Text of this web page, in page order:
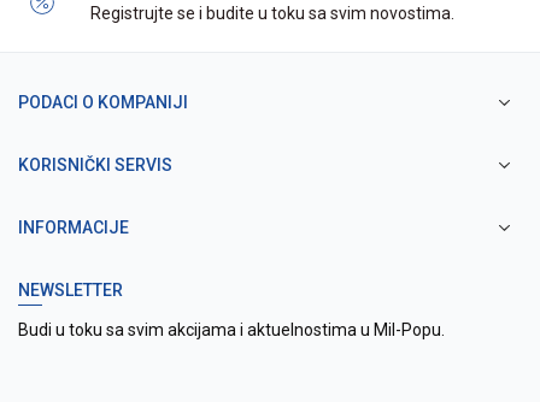
Registrujte se i budite u toku sa svim novostima.
PODACI O KOMPANIJI
KORISNIČKI SERVIS
INFORMACIJE
NEWSLETTER
Budi u toku sa svim akcijama i aktuelnostima u Mil-Popu.